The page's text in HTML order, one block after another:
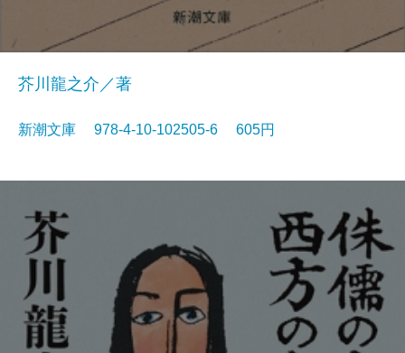
芥川龍之介／著
新潮文庫 978-4-10-102505-6 605円